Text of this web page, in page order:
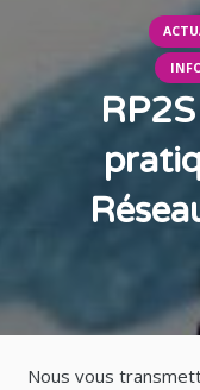
Nous vous